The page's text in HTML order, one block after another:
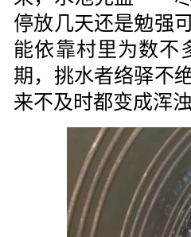
停放几天还是勉强
能依靠村里为数不
期，挑水者络驿不
来不及时都变成浑